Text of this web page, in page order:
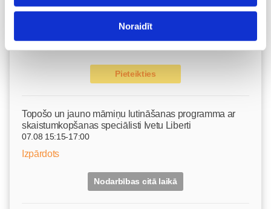
Noraidīt
Dzemdību sagatavošanas kursi GATAVI MAZULIM 4+1
Pieteikties
Topošo un jauno māmiņu lutināšanas programma ar
skaistumkopšanas speciālisti Ivetu Liberti
07.08 15:15-17:00
Izpārdots
Nodarbības citā laikā